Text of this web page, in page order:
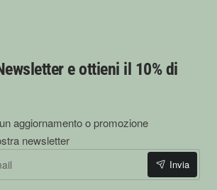
e ottieni il 10% di
aggiornamento o promozione
newsletter
Invia